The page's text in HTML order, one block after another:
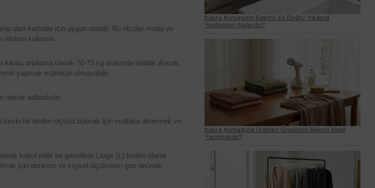
olan kadınlar için uygun olabilir. Bu ölçüler moda ve
kullanılır.
ortalama olarak 70-75 kg arasında olabilir. Ancak,
yapmak mümkün olmayabilir.
adlandırılır.
kesin bir beden ölçüsü bulmak için mutlaka denemek ve
kabul edilir ve genellikle Large (L) beden olarak
için deneme ve kişisel ölçülerinizi göz önünde
Kupra Kumaşının Bakımı: En Doğru Yıkama
Yöntemleri Nelerdir?
Kupra Kumaşıyla Üretilen Giysilerin Bakımı Nasıl
Yapılmalıdır?